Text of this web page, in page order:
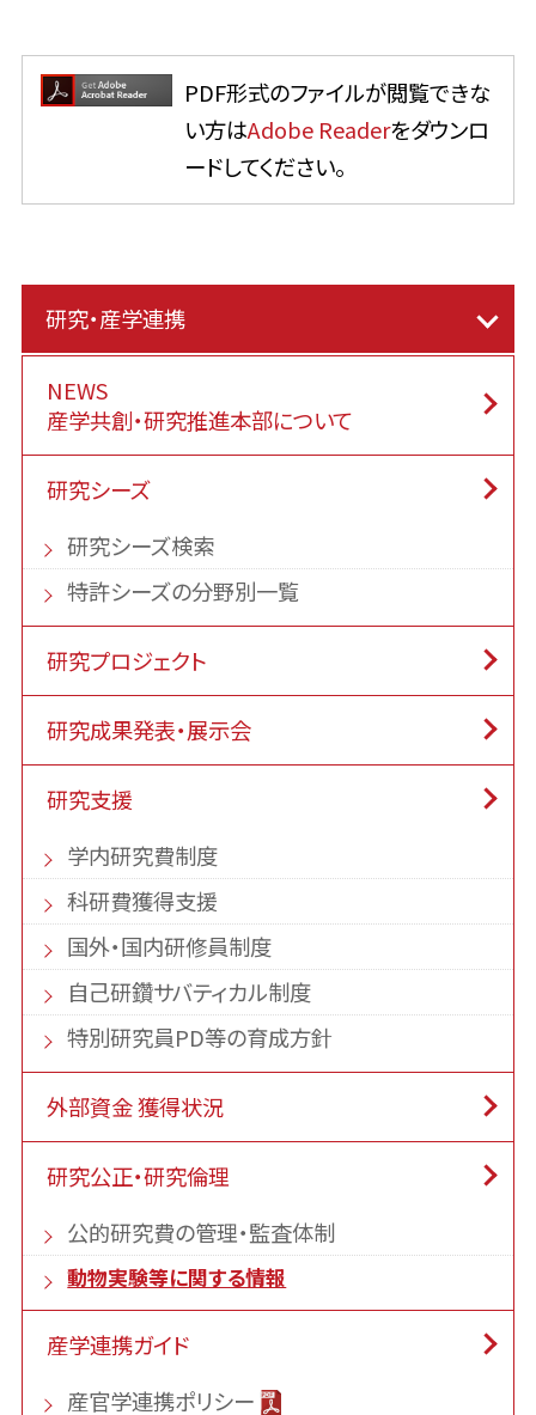
PDF形式のファイルが閲覧できな
い方はAdobe Readerをダウンロ
ードしてください。
研究・産学連携
NEWS
産学共創・研究推進本部について
研究シーズ
研究シーズ検索
特許シーズの分野別一覧
研究プロジェクト
研究成果発表・展示会
研究支援
学内研究費制度
科研費獲得支援
国外・国内研修員制度
自己研鑽サバティカル制度
特別研究員PD等の育成方針
外部資金 獲得状況
研究公正・研究倫理
公的研究費の管理・監査体制
動物実験等に関する情報
産学連携ガイド
産官学連携ポリシー